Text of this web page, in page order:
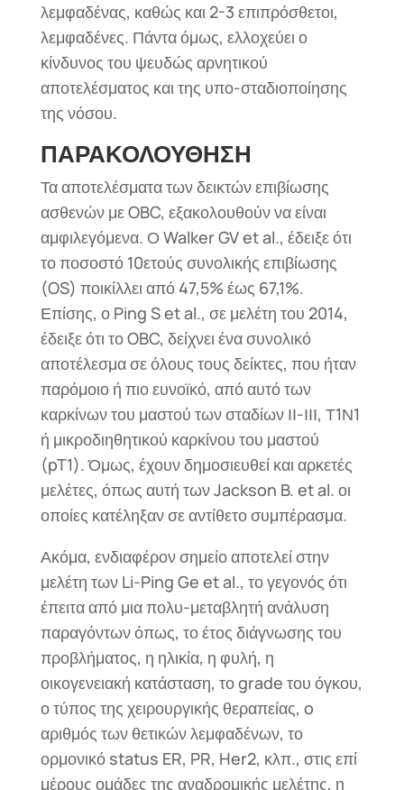
λεμφαδένας, καθώς και 2-3 επιπρόσθετοι,
λεμφαδένες. Πάντα όμως, ελλοχεύει ο
κίνδυνος του ψευδώς αρνητικού
αποτελέσματος και της υπο-σταδιοποίησης
της νόσου.
ΠΑΡΑΚΟΛΟΥΘΗΣΗ
Τα αποτελέσματα των δεικτών επιβίωσης
ασθενών με OBC, εξακολουθούν να είναι
αμφιλεγόμενα. Ο Walker GV et al., έδειξε ότι
το ποσοστό 10ετούς συνολικής επιβίωσης
(OS) ποικίλλει από 47,5% έως 67,1%.
Επίσης, ο Ping S et al., σε μελέτη του 2014,
έδειξε ότι το OBC, δείχνει ένα συνολικό
αποτέλεσμα σε όλους τους δείκτες, που ήταν
παρόμοιο ή πιο ευνοϊκό, από αυτό των
καρκίνων του μαστού των σταδίων ΙΙ-ΙΙΙ, Τ1Ν1
ή μικροδιηθητικού καρκίνου του μαστού
(pT1). Όμως, έχουν δημοσιευθεί και αρκετές
μελέτες, όπως αυτή των Jackson B. et al. οι
οποίες κατέληξαν σε αντίθετο συμπέρασμα.
Ακόμα, ενδιαφέρον σημείο αποτελεί στην
μελέτη των Li-Ping Ge et al., το γεγονός ότι
έπειτα από μια πολυ-μεταβλητή ανάλυση
παραγόντων όπως, το έτος διάγνωσης του
προβλήματος, η ηλικία, η φυλή, η
οικογενειακή κατάσταση, το grade του όγκου,
ο τύπος της χειρουργικής θεραπείας, o
αριθμός των θετικών λεμφαδένων, το
ορμονικό status ER, PR, Her2, κλπ., στις επί
μέρους ομάδες της αναδρομικής μελέτης, η